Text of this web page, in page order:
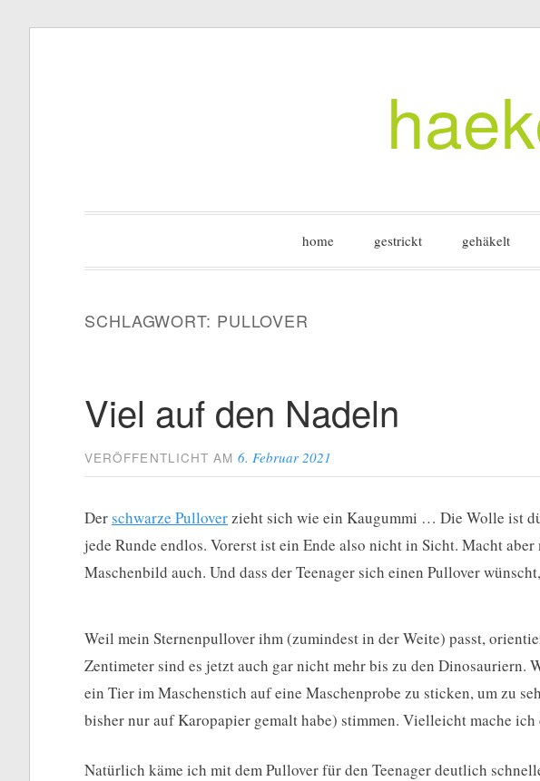
home gestrickt gehäkelt
SCHLAGWORT: PULLOVER
Viel auf den Nadeln
VERÖFFENTLICHT AM6. Februar 2021
Derschwarze Pulloverzieht sich wie ein Kaugummi … Die Wolle ist
jede Runde endlos. Vorerst ist ein Ende also nicht in Sicht. Macht
Maschenbild auch. Und dass der Teenager sich einen Pullover
Weil mein Sternenpullover ihm (zumindest in der Weite) passt,
Zentimeter sind es jetzt auch gar nicht mehr bis zu den Dinosauriern.
ein Tier im Maschenstich auf eine Maschenprobe zu sticken, um zu
bisher nur auf Karopapier gemalt habe) stimmen. Vielleicht mache
Natürlich käme ich mit dem Pullover für den Teenager deutlich